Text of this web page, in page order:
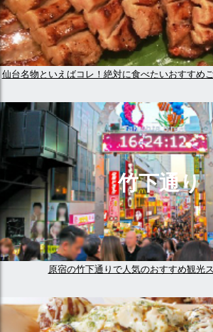
仙台名物といえばコレ！絶対に食べたいおすすめ
竹下通り
原宿の竹下通りで人気のおすすめ観光